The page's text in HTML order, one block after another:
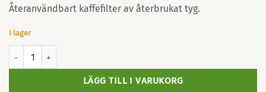
Återanvändbart kaffefilter av återbrukat tyg.
I lager
LÄGG TILL I VARUKORG